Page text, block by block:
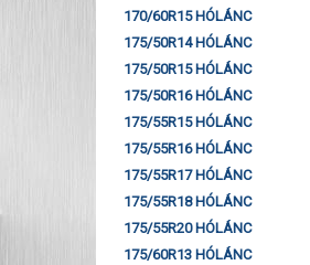
170/60R15 HÓLÁNC
175/50R14 HÓLÁNC
175/50R15 HÓLÁNC
175/50R16 HÓLÁNC
175/55R15 HÓLÁNC
175/55R16 HÓLÁNC
175/55R17 HÓLÁNC
175/55R18 HÓLÁNC
175/55R20 HÓLÁNC
175/60R13 HÓLÁNC